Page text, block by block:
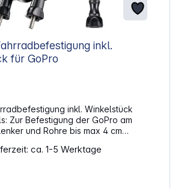
inkl.
für GoPro
inkl. Winkelstück
am
Einfache Montage
ca. 1-5 Werktage